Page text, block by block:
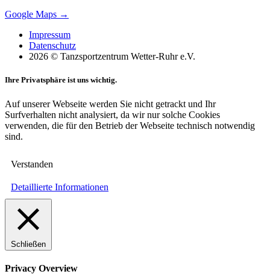
Google Maps →
Impressum
Datenschutz
2026 © Tanzsportzentrum Wetter-Ruhr e.V.
Ihre Privatsphäre ist uns wichtig.
Auf unserer Webseite werden Sie nicht getrackt und Ihr
Surfverhalten nicht analysiert, da wir nur solche Cookies
verwenden, die für den Betrieb der Webseite technisch notwendig
sind.
Verstanden
Detaillierte Informationen
Schließen
Privacy Overview